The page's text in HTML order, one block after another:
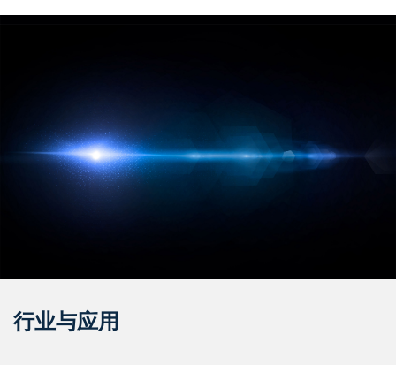
行业与应用